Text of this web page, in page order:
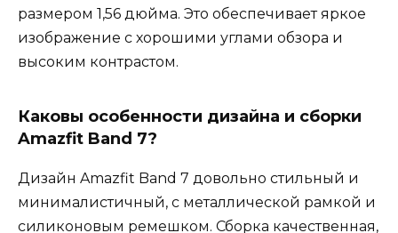
размером 1,56 дюйма. Это обеспечивает яркое
изображение с хорошими углами обзора и
высоким контрастом.
Каковы особенности дизайна и сборки
Amazfit Band 7?
Дизайн Amazfit Band 7 довольно стильный и
минималистичный, с металлической рамкой и
силиконовым ремешком. Сборка качественная,